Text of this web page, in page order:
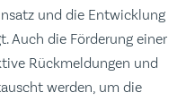
und die Entwicklung
Auch die Förderung einer
Rückmeldungen und
werden, um die